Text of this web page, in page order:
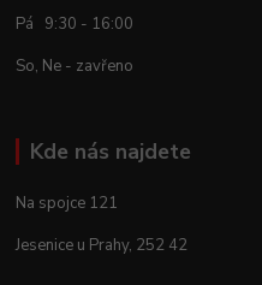
Pá 9:30 - 16:00
So, Ne - zavřeno
Kde nás najdete
Na spojce 121
Jesenice u Prahy, 252 42